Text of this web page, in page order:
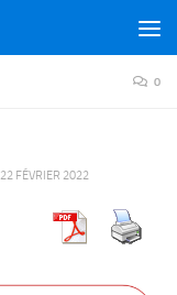
0
22 FÉVRIER 2022